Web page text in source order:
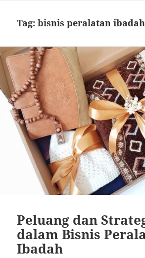
Tag:bisnis peralatan ibadah
Peluang dan
dalam Bisnis
Ibadah